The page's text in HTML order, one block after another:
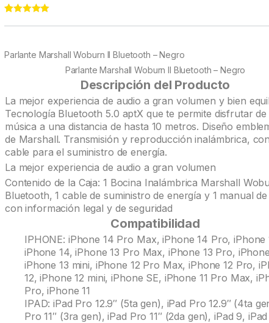
ratings
Parlante Marshall Woburn II Bluetooth – Negro
Parlante Marshall Woburn II Bluetooth – Negro
Descripción del Producto
La mejor experiencia de audio a gran volumen y bien
Tecnología Bluetooth 5.0 aptX que te permite disfrutar
música a una distancia de hasta 10 metros. Diseño
de Marshall. Transmisión y reproducción inalámbrica,
cable para el suministro de energía.
La mejor experiencia de audio a gran volumen
Contenido de la Caja: 1 Bocina Inalámbrica Marshall
Bluetooth, 1 cable de suministro de energía y 1 manual
con información legal y de seguridad
Compatibilidad
IPHONE: iPhone 14 Pro Max, iPhone 14 Pro, iPhone
iPhone 14, iPhone 13 Pro Max, iPhone 13 Pro,
iPhone 13 mini, iPhone 12 Pro Max, iPhone 12 Pro,
12, iPhone 12 mini, iPhone SE, iPhone 11 Pro Max,
Pro, iPhone 11
IPAD: iPad Pro 12.9″ (5ta gen), iPad Pro 12.9″ (4ta
Pro 11″ (3ra gen), iPad Pro 11″ (2da gen), iPad 9,